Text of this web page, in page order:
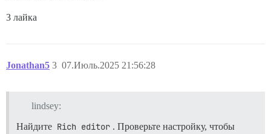
3 лайка
Jonathan5 07.Июль.2025 21:56:28
3
lindsey:
Найдите Rich editor . Проверьте настройку, чтобы